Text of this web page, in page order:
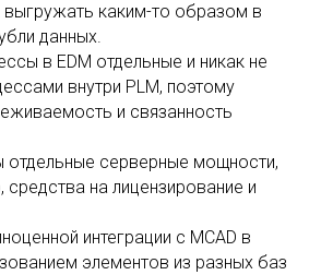
каким-то образом в
данных.
в EDM отдельные и никак не
внутри PLM, поэтому
и связанность
отдельные серверные мощности,
средства на лицензирование и
интеграции с MCAD в
элементов из разных баз